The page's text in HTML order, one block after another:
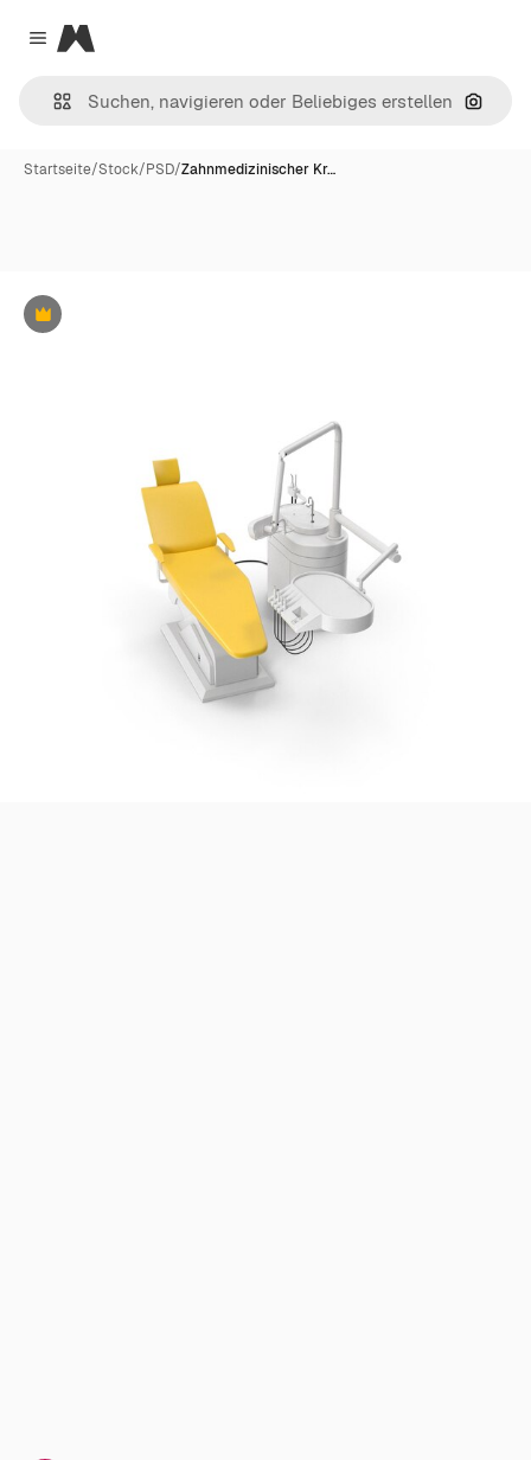
Close menu
Magnific
Nach
Startseite/Stock/PSD/Zahnmedizinischer Kr…
Premium